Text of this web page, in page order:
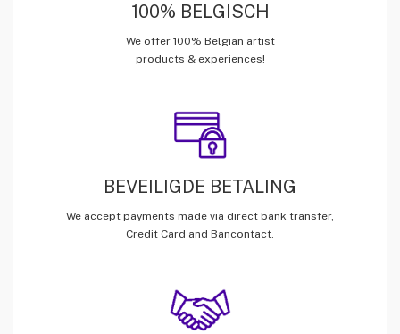
100% BELGISCH
We offer 100% Belgian artist
products & experiences!
BEVEILIGDE BETALING
We accept payments made via direct bank transfer,
Credit Card and Bancontact.